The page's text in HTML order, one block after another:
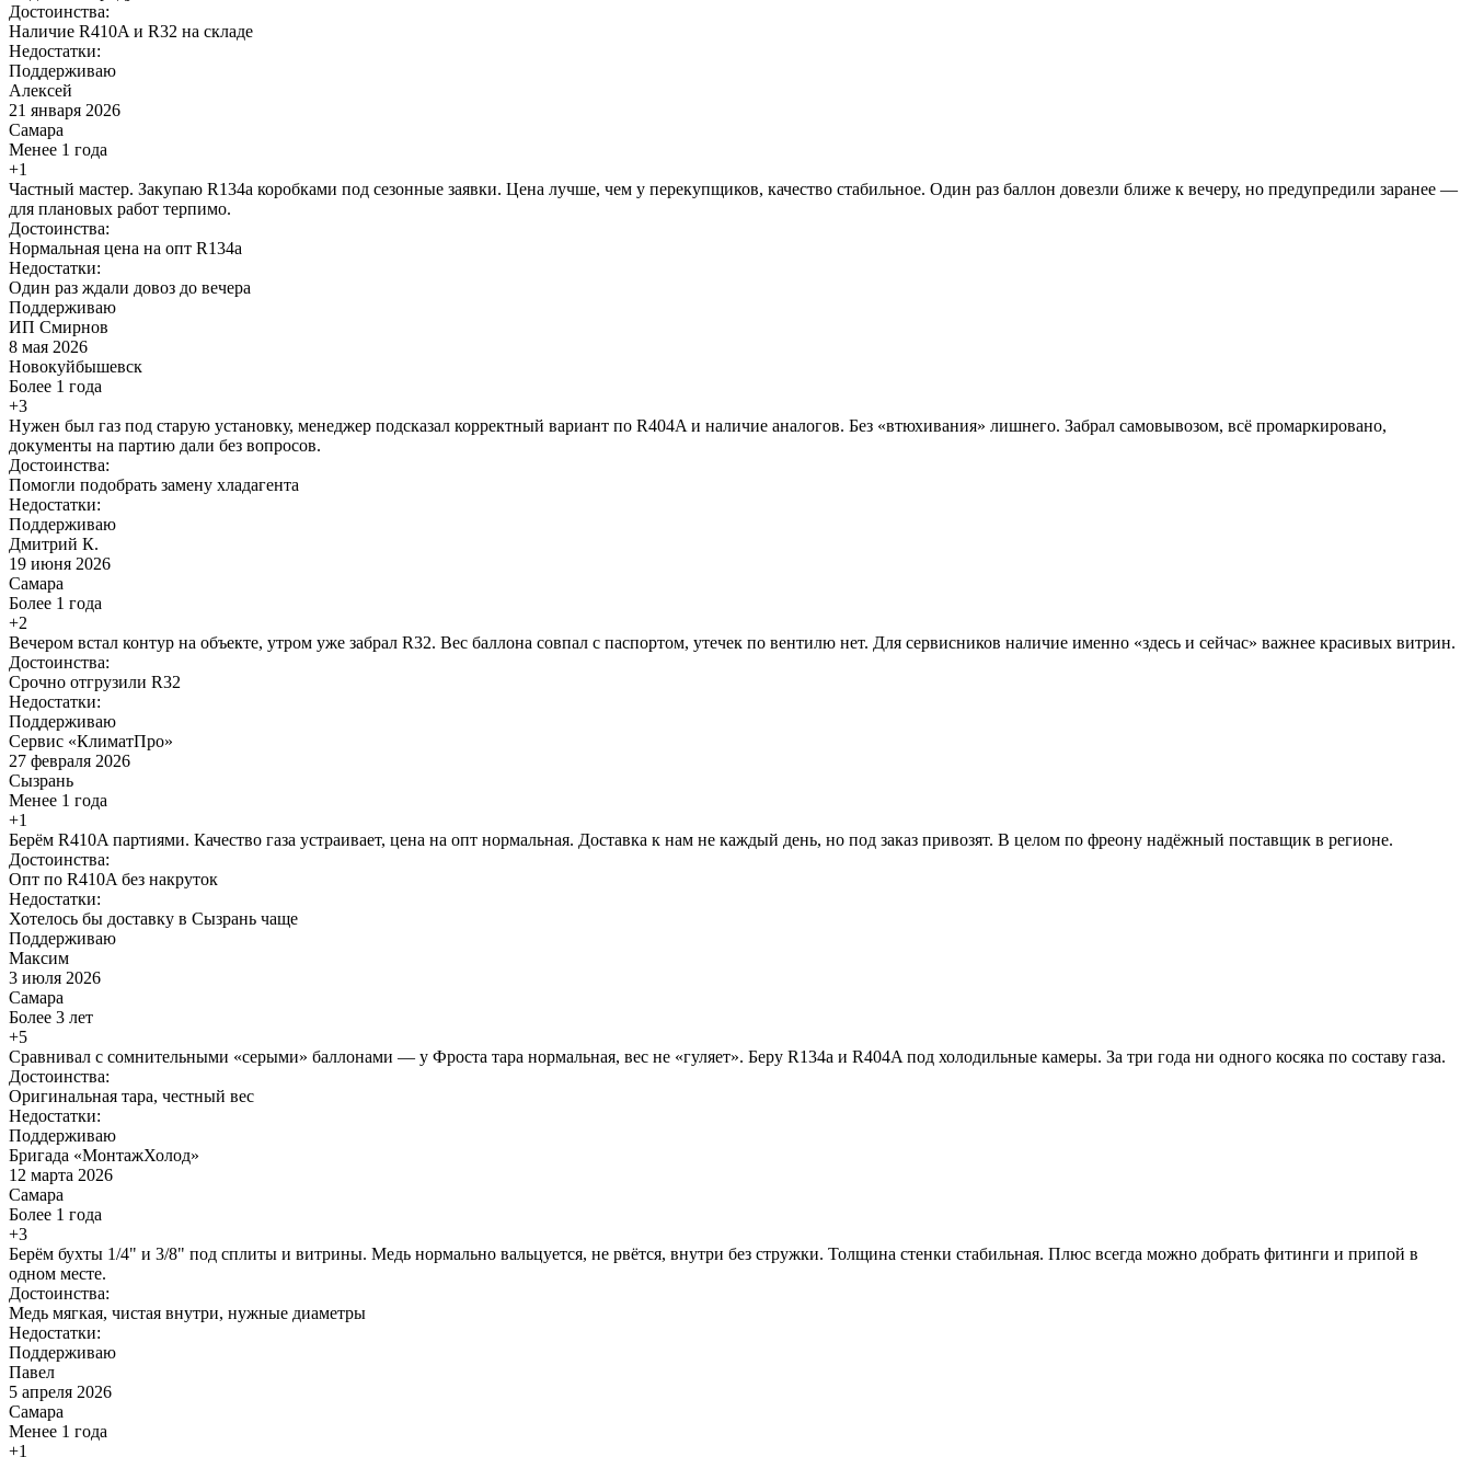
Достоинства:
Наличие R410A и R32 на складе
Недостатки:
Поддерживаю
Алексей
21 января 2026
Самара
Менее 1 года
+1
Частный мастер. Закупаю R134a коробками под сезонные заявки. Цена лучше, чем у перекупщиков, качество стабильное. Один раз баллон довезли ближе к вечеру, но предупредили заранее —
для плановых работ терпимо.
Достоинства:
Нормальная цена на опт R134a
Недостатки:
Один раз ждали довоз до вечера
Поддерживаю
ИП Смирнов
8 мая 2026
Новокуйбышевск
Более 1 года
+3
Нужен был газ под старую установку, менеджер подсказал корректный вариант по R404A и наличие аналогов. Без «втюхивания» лишнего. Забрал самовывозом, всё промаркировано,
документы на партию дали без вопросов.
Достоинства:
Помогли подобрать замену хладагента
Недостатки:
Поддерживаю
Дмитрий К.
19 июня 2026
Самара
Более 1 года
+2
Вечером встал контур на объекте, утром уже забрал R32. Вес баллона совпал с паспортом, утечек по вентилю нет. Для сервисников наличие именно «здесь и сейчас» важнее красивых витрин.
Достоинства:
Срочно отгрузили R32
Недостатки:
Поддерживаю
Сервис «КлиматПро»
27 февраля 2026
Сызрань
Менее 1 года
+1
Берём R410A партиями. Качество газа устраивает, цена на опт нормальная. Доставка к нам не каждый день, но под заказ привозят. В целом по фреону надёжный поставщик в регионе.
Достоинства:
Опт по R410A без накруток
Недостатки:
Хотелось бы доставку в Сызрань чаще
Поддерживаю
Максим
3 июля 2026
Самара
Более 3 лет
+5
Сравнивал с сомнительными «серыми» баллонами — у Фроста тара нормальная, вес не «гуляет». Беру R134a и R404A под холодильные камеры. За три года ни одного косяка по составу газа.
Достоинства:
Оригинальная тара, честный вес
Недостатки:
Поддерживаю
Бригада «МонтажХолод»
12 марта 2026
Самара
Более 1 года
+3
Берём бухты 1/4" и 3/8" под сплиты и витрины. Медь нормально вальцуется, не рвётся, внутри без стружки. Толщина стенки стабильная. Плюс всегда можно добрать фитинги и припой в
одном месте.
Достоинства:
Медь мягкая, чистая внутри, нужные диаметры
Недостатки:
Поддерживаю
Павел
5 апреля 2026
Самара
Менее 1 года
+1